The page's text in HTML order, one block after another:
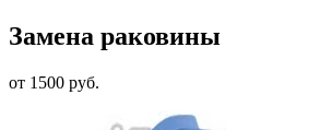
Замена раковины
от 1500 руб.